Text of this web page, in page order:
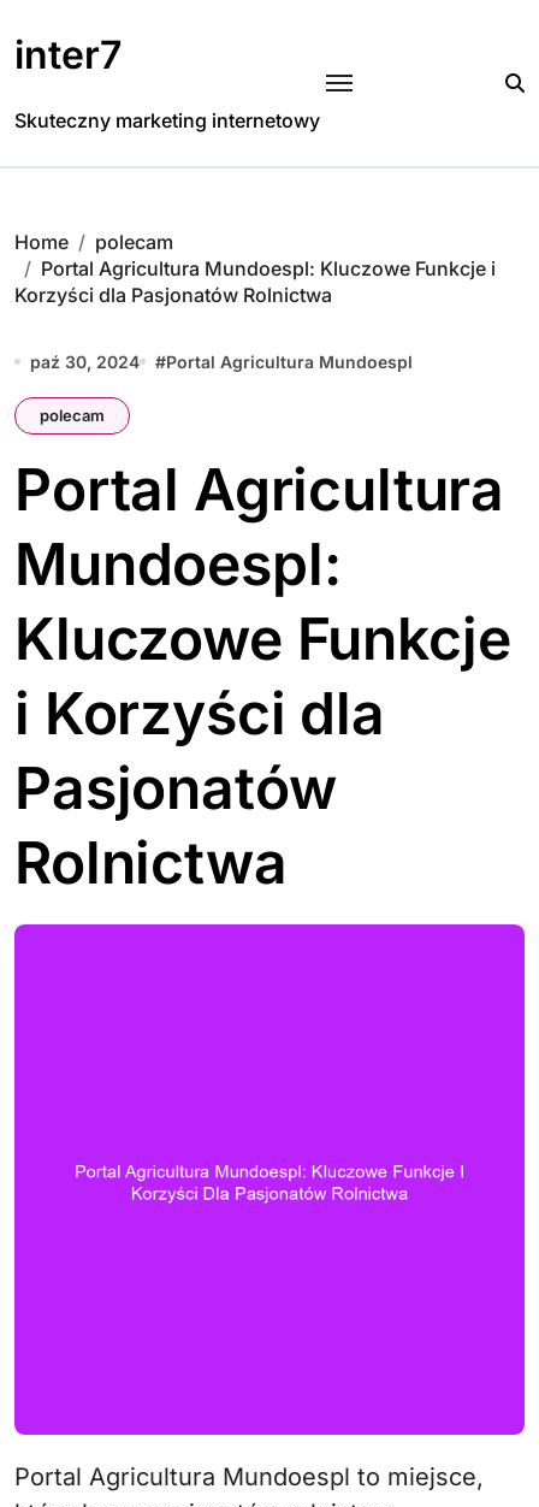
to
content
inter7
Skuteczny marketing internetowy
Home
polecam
Portal Agricultura Mundoespl: Kluczowe Funkcje i
Korzyści dla Pasjonatów Rolnictwa
paź 30, 2024 #Portal Agricultura Mundoespl
polecam
Portal Agricultura
Mundoespl:
Kluczowe Funkcje
i Korzyści dla
Pasjonatów
Rolnictwa
Portal Agricultura Mundoespl to miejsce,